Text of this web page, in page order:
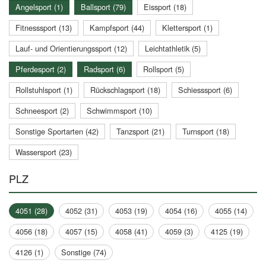
Angelsport (1) Ballsport (79)
Eissport (18)
Fitnesssport (13)
Kampfsport (44)
Klettersport (1)
Lauf- und Orientierungssport (12)
Leichtathletik (5)
Pferdesport (2)
Radsport (6)
Rollsport (5)
Rollstuhlsport (1)
Rückschlagsport (18)
Schiesssport (6)
Schneesport (2)
Schwimmsport (10)
Sonstige Sportarten (42)
Tanzsport (21)
Turnsport (18)
Wassersport (23)
PLZ
4051 (28) 4052 (31) 4053 (19) 4054 (16)
4055 (14)
4056 (18)
4057 (15) 4058 (41) 4059 (3)
4125 (19)
4126 (1)
Sonstige (74)